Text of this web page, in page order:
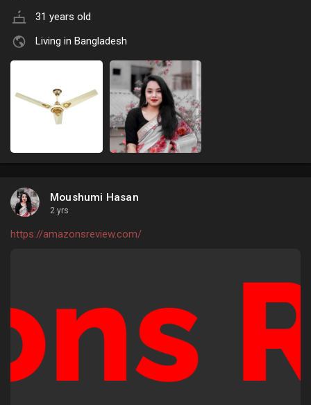
31 years old
Living in Bangladesh
Moushumi Hasan
2 yrs
https://amazonsreview.com/